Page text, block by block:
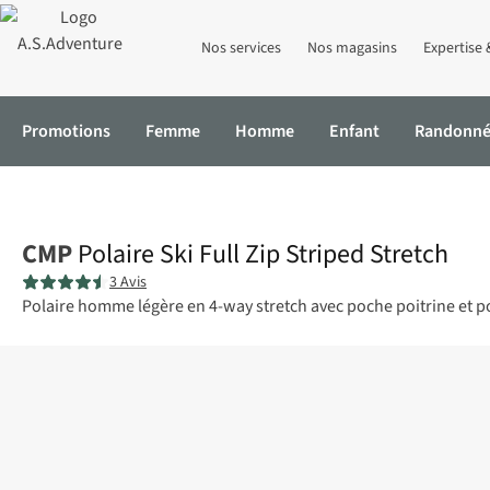
Nos services Nos magasins Expertise
Promotions Femme Homme Enfant
CMP Polaire Ski Full Zip Striped Stretch
3 Avis
Polaire homme légère en 4-way stretch avec poche poitrine et